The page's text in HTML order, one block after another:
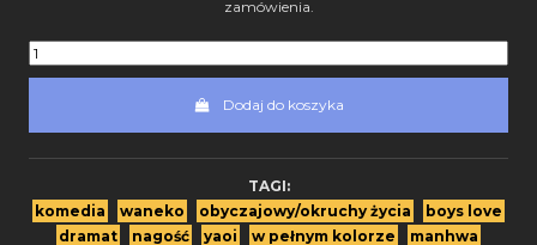
zamówienia.
Dodaj do koszyka
TAGI:
komedia
waneko obyczajowy/okruchy życia
boys love
dramat
nagość yaoi w pełnym kolorze
manhwa